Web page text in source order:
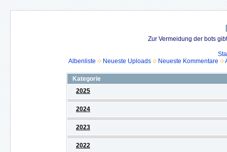
Zur Vermeidung der bots
Albenliste
Neueste Uploads Neueste Kommentare
Kategorie
2025
2024
2023
2022